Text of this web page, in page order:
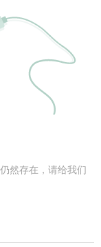
然存在，请给我们